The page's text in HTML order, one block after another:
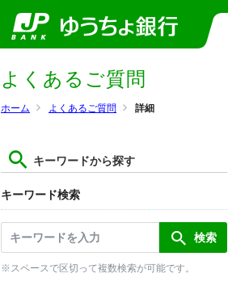
ホーム よくあるご質問 詳細
よくあるご質問
キーワードから探す
キーワード検索
※スペースで区切って複数検索が可能です。